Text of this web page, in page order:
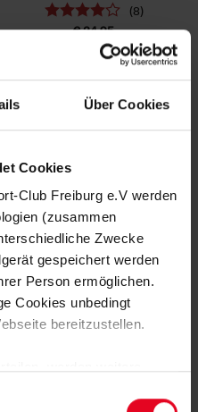
Über Cookies
Cookies
Club Freiburg e.V werden
(zusammen
Zwecke
gespeichert werden
Person ermöglichen.
Cookies unbedingt
bereitzustellen.
(8)
€ 24,95
T-Shirt "Fischerhut" grau
(2)